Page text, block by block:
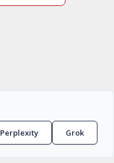
Perplexity Grok